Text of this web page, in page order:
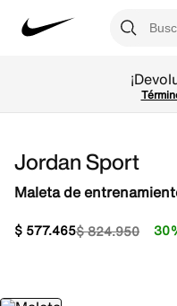
Jordan Sport
Maleta de
$824.950
$ 577.465